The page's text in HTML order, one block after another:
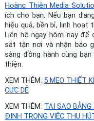
Hoàng Thiện Media
ích cho bạn. Nếu bạn
hiệu quả, bền bỉ, linh hoạt
Liên hệ ngay hôm nay để
sát tận nơi và nhận báo
sàng đồng hành cùng
thiện.
XEM THÊM: 5 MẸO THIẾT
CỰC DỄ
XEM THÊM: TẠI SAO
ĐỊNH TRONG VIỆC THU